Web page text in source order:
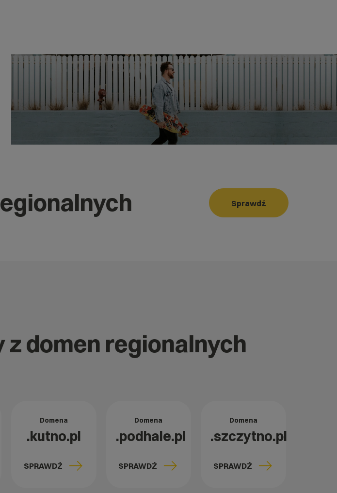
Sprawdź
z domen regionalnych
Domena
.kutno.pl
SPRAWDŹ
Domena
.podhale.pl
SPRAWDŹ
Domena
.szczytno.pl
SPRAWDŹ